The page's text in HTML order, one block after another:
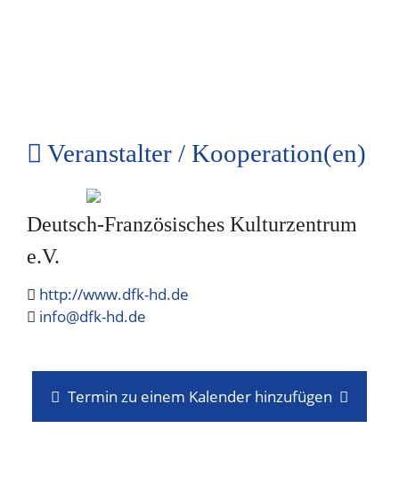
Veranstalter / Kooperation(en)
Deutsch-Französisches Kulturzentrum
e.V.
http://www.dfk-hd.de
info@dfk-hd.de
Termin zu einem Kalender hinzufügen